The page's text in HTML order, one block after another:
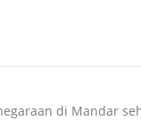
di Mandar